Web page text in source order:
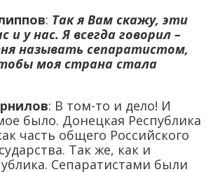
: Так я Вам скажу, эти
и у нас. Я всегда говорил –
называть сепаратистом,
моя страна стала
: В том-то и дело! И
было. Донецкая Республика
часть общего Российского
Так же, как и
Сепаратистами были